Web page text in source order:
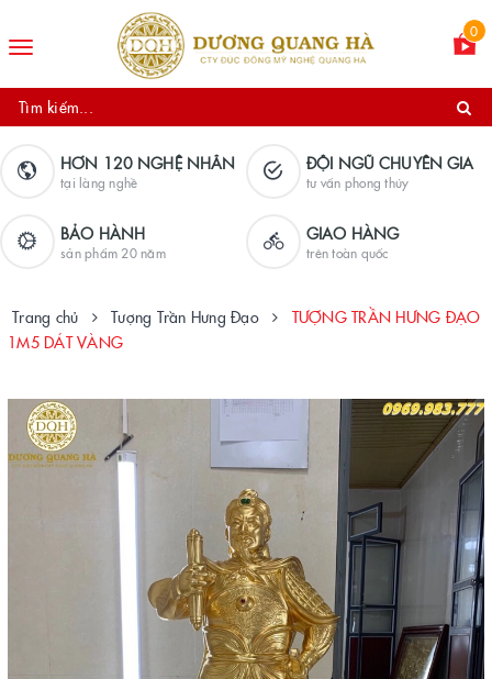
Toggle
0
HƠN 120 NGHỆ NHÂN
tại làng nghề
ĐỘI NGŨ CHUYÊN GIA
tư vấn phong thủy
BẢO HÀNH
sản phẩm 20 năm
GIAO HÀNG
trên toàn quốc
Trang chủ Tượng Trần Hưng Đạo
TƯỢNG TRẦN HƯNG ĐẠO
1M5 DÁT VÀNG